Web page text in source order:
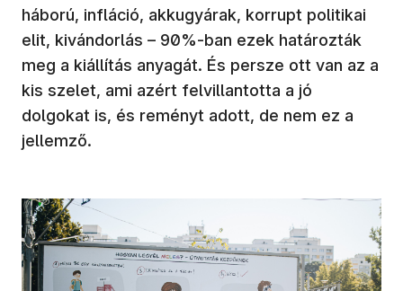
háború, infláció, akkugyárak, korrupt politikai
elit, kivándorlás – 90%-ban ezek határozták
meg a kiállítás anyagát. És persze ott van az a
kis szelet, ami azért felvillantotta a jó
dolgokat is, és reményt adott, de nem ez a
jellemző.